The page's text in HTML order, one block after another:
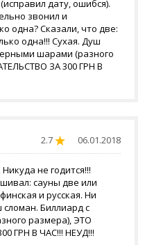
дату, ошибся).
звонил и
одна? Сказали, что две:
одна!!! Сухая. Душ
шарами (разного
ЗА 300 ГРН В
2.7 06.01.2018
не годится!!!
сауны две или
и русская. Ни
Биллиард с
размера), ЭТО
ГРН В ЧАС!!! НЕУД!!!